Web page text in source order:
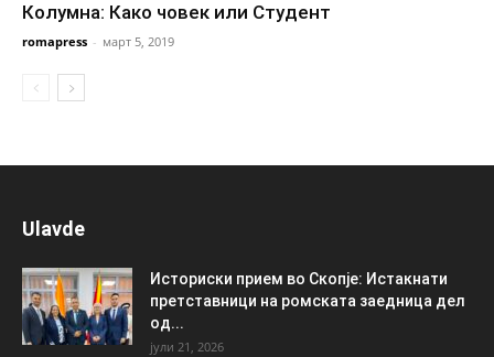
Колумна: Како човек или Студент
romapress - март 5, 2019
Ulavde
Историски прием во Скопје: Истакнати
претставници на ромската заедница дел
од...
јули 21, 2026